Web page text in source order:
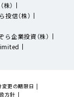
）
投信（株）
ら企業投資（株）
変更の期限日
方針